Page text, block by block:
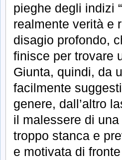
pieghe degli indizi
realmente verità e
disagio profondo,
finisce per trovare
Giunta, quindi, da
facilmente
genere, dall’altro
il malessere di
troppo stanca e
e motivata di